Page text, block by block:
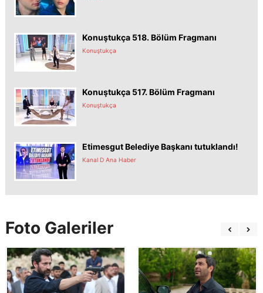
Konuştukça 518. Bölüm Fragmanı
Konuştukça
Konuştukça 517. Bölüm Fragmanı
Konuştukça
Etimesgut Belediye Başkanı tutuklandı!
Kanal D Ana Haber
Foto Galeriler